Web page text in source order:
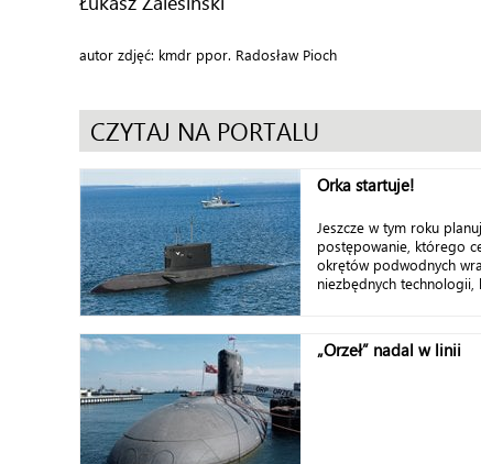
autor zdjęć: kmdr ppor. Radosław Pioch
CZYTAJ NA PORTALU
Orka startuje!
Jeszcze w tym roku
postępowanie, którego
okrętów podwodnych
niezbędnych technologii,
„Orzeł” nadal w linii